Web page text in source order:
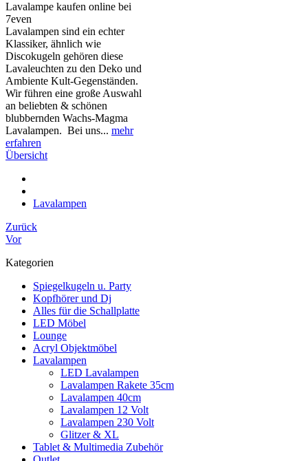
Lavalampe kaufen online bei
7even
Lavalampen sind ein echter
Klassiker, ähnlich wie
Discokugeln gehören diese
Lavaleuchten zu den Deko und
Ambiente Kult-Gegenständen.
Wir führen eine große Auswahl
an beliebten & schönen
blubbernden Wachs-Magma
Lavalampen. Bei uns... mehr
erfahren
Übersicht
Lavalampen
Zurück
Vor
Kategorien
Spiegelkugeln u. Party
Kopfhörer und Dj
Alles für die Schallplatte
LED Möbel
Lounge
Acryl Objektmöbel
Lavalampen
LED Lavalampen
Lavalampen Rakete 35cm
Lavalampen 40cm
Lavalampen 12 Volt
Lavalampen 230 Volt
Glitzer & XL
Tablet & Multimedia Zubehör